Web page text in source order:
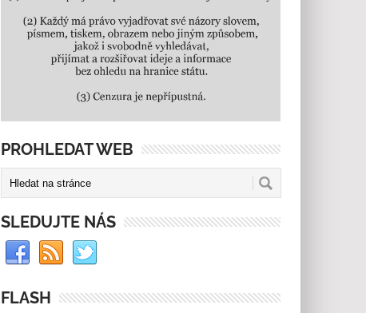
PROHLEDAT WEB
SLEDUJTE NÁS
FLASH